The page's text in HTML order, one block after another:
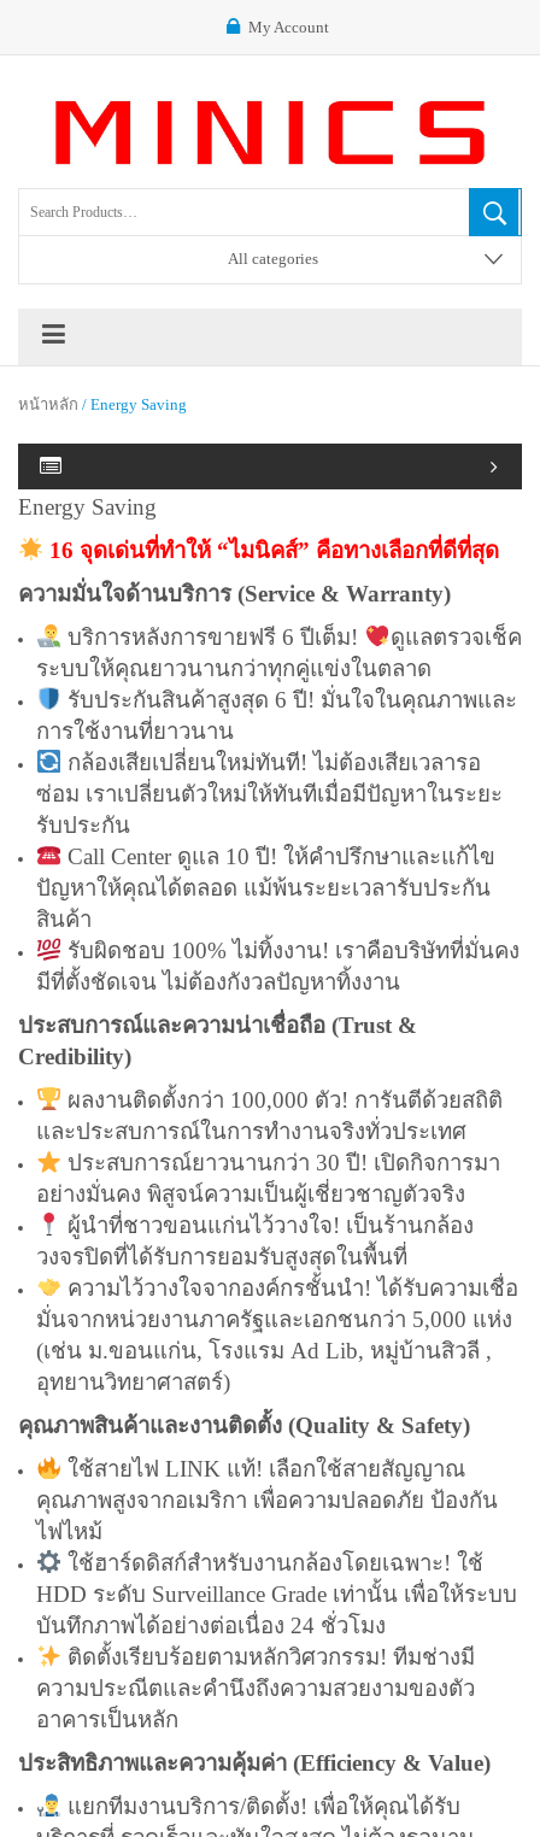
My Account
All categories
หน้าหลัก / Energy Saving
Energy Saving
16 จุดเด่นที่ทำให้ “ไมนิคส์” คือทางเลือกที่ดีที่สุด
ความมั่นใจด้านบริการ (Service & Warranty)
บริการหลังการขายฟรี 6 ปีเต็ม!
ดูแลตรวจเช็ค
ระบบให้คุณยาวนานกว่าทุกคู่แข่งในตลาด
รับประกันสินค้าสูงสุด 6 ปี! มั่นใจในคุณภาพและ
การใช้งานที่ยาวนาน
กล้องเสียเปลี่ยนใหม่ทันที! ไม่ต้องเสียเวลารอ
ซ่อม เราเปลี่ยนตัวใหม่ให้ทันทีเมื่อมีปัญหาในระยะ
รับประกัน
Call Center ดูแล 10 ปี! ให้คำปรึกษาและแก้ไข
ปัญหาให้คุณได้ตลอด แม้พ้นระยะเวลารับประกัน
สินค้า
รับผิดชอบ 100% ไม่ทิ้งงาน! เราคือบริษัทที่มั่นคง
มีที่ตั้งชัดเจน ไม่ต้องกังวลปัญหาทิ้งงาน
ประสบการณ์และความน่าเชื่อถือ (Trust &
Credibility)
ผลงานติดตั้งกว่า 100,000 ตัว! การันตีด้วยสถิติ
และประสบการณ์ในการทำงานจริงทั่วประเทศ
ประสบการณ์ยาวนานกว่า 30 ปี! เปิดกิจการมา
อย่างมั่นคง พิสูจน์ความเป็นผู้เชี่ยวชาญตัวจริง
ผู้นำที่ชาวขอนแก่นไว้วางใจ! เป็นร้านกล้อง
วงจรปิดที่ได้รับการยอมรับสูงสุดในพื้นที่
ความไว้วางใจจากองค์กรชั้นนำ! ได้รับความเชื่อ
มั่นจากหน่วยงานภาครัฐและเอกชนกว่า 5,000 แห่ง
(เช่น ม.ขอนแก่น, โรงแรม Ad Lib, หมู่บ้านสิวลี ,
อุทยานวิทยาศาสตร์)
คุณภาพสินค้าและงานติดตั้ง (Quality & Safety)
ใช้สายไฟ LINK แท้! เลือกใช้สายสัญญาณ
คุณภาพสูงจากอเมริกา เพื่อความปลอดภัย ป้องกัน
ไฟไหม้
ใช้ฮาร์ดดิสก์สำหรับงานกล้องโดยเฉพาะ! ใช้
HDD ระดับ Surveillance Grade เท่านั้น เพื่อให้ระบบ
บันทึกภาพได้อย่างต่อเนื่อง 24 ชั่วโมง
ติดตั้งเรียบร้อยตามหลักวิศวกรรม! ทีมช่างมี
ความประณีตและคำนึงถึงความสวยงามของตัว
อาคารเป็นหลัก
ประสิทธิภาพและความคุ้มค่า (Efficiency & Value)
แยกทีมงานบริการ/ติดตั้ง! เพื่อให้คุณได้รับ